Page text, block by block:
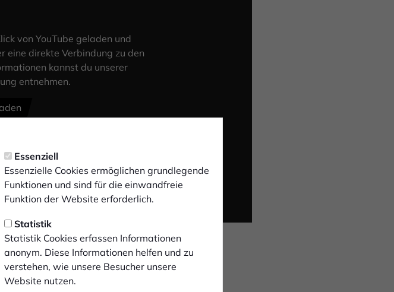
Essenziell
Essenzielle Cookies ermöglichen grundlegende
Funktionen und sind für die einwandfreie
Funktion der Website erforderlich.
Statistik
Statistik Cookies erfassen Informationen
anonym. Diese Informationen helfen und zu
verstehen, wie unsere Besucher unsere
Website nutzen.
von YouTube geladen und
eine direkte Verbindung zu den
kannst du unserer
entnehmen.